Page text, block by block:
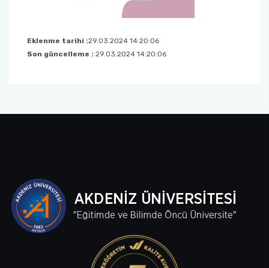
Eklenme tarihi :29.03.2024 14:20:06
Son güncelleme : 29.03.2024 14:20:06